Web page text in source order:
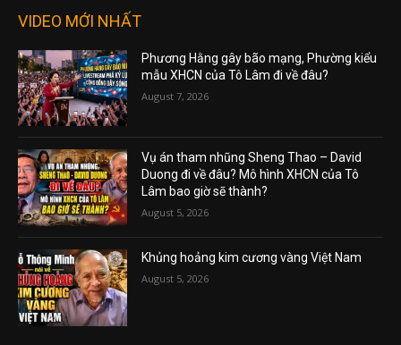
VIDEO MỚI NHẤT
Phương Hằng gây bão mạng, Phường kiểu
mẫu XHCN của Tô Lâm đi về đâu?
August 7, 2026
Vụ án tham nhũng Sheng Thao – David
Duong đi về đâu? Mô hình XHCN của Tô
Lâm bao giờ sẽ thành?
August 5, 2026
Khủng hoảng kim cương vàng Việt Nam
August 5, 2026